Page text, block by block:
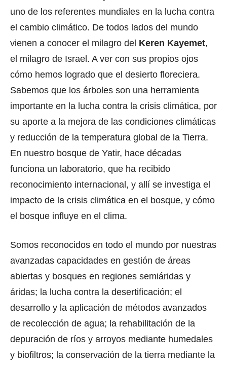
uno de los referentes mundiales en la lucha contra
el cambio climático. De todos lados del mundo
vienen a conocer el milagro del Keren Kayemet,
el milagro de Israel. A ver con sus propios ojos
cómo hemos logrado que el desierto floreciera.
Sabemos que los árboles son una herramienta
importante en la lucha contra la crisis climática, por
su aporte a la mejora de las condiciones climáticas
y reducción de la temperatura global de la Tierra.
En nuestro bosque de Yatir, hace décadas
funciona un laboratorio, que ha recibido
reconocimiento internacional, y allí se investiga el
impacto de la crisis climática en el bosque, y cómo
el bosque influye en el clima.
Somos reconocidos en todo el mundo por nuestras
avanzadas capacidades en gestión de áreas
abiertas y bosques en regiones semiáridas y
áridas; la lucha contra la desertificación; el
desarrollo y la aplicación de métodos avanzados
de recolección de agua; la rehabilitación de la
depuración de ríos y arroyos mediante humedales
y biofiltros; la conservación de la tierra mediante la